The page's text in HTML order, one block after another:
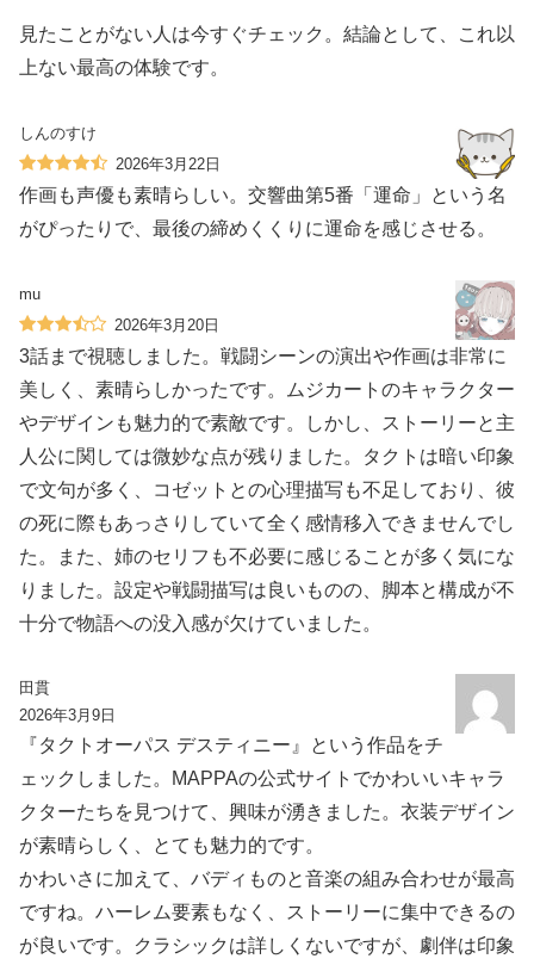
見たことがない人は今すぐチェック。結論として、これ以
上ない最高の体験です。
しんのすけ
2026年3月22日
作画も声優も素晴らしい。交響曲第5番「運命」という名
がぴったりで、最後の締めくくりに運命を感じさせる。
mu
2026年3月20日
3話まで視聴しました。戦闘シーンの演出や作画は非常に
美しく、素晴らしかったです。ムジカートのキャラクター
やデザインも魅力的で素敵です。しかし、ストーリーと主
人公に関しては微妙な点が残りました。タクトは暗い印象
で文句が多く、コゼットとの心理描写も不足しており、彼
の死に際もあっさりしていて全く感情移入できませんでし
た。また、姉のセリフも不必要に感じることが多く気にな
りました。設定や戦闘描写は良いものの、脚本と構成が不
十分で物語への没入感が欠けていました。
田貫
2026年3月9日
『タクトオーパス デスティニー』という作品をチ
ェックしました。MAPPAの公式サイトでかわいいキャラ
クターたちを見つけて、興味が湧きました。衣装デザイン
が素晴らしく、とても魅力的です。
かわいさに加えて、バディものと音楽の組み合わせが最高
ですね。ハーレム要素もなく、ストーリーに集中できるの
が良いです。クラシックは詳しくないですが、劇伴は印象